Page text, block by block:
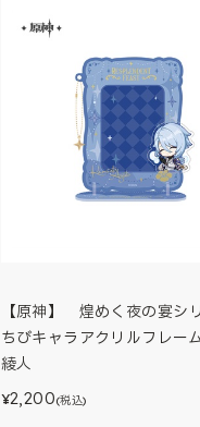
【原神】 煌めく夜の宴
ちびキャラアクリルフレ
綾人
¥2,200(税込)